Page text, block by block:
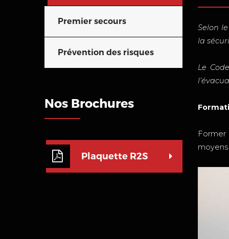
Selon
la
Le
Former
Premier secours
Prévention des risques
Nos Brochures
Plaquette R2S